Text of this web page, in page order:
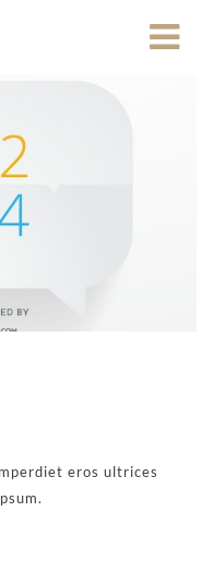
eros ultrices